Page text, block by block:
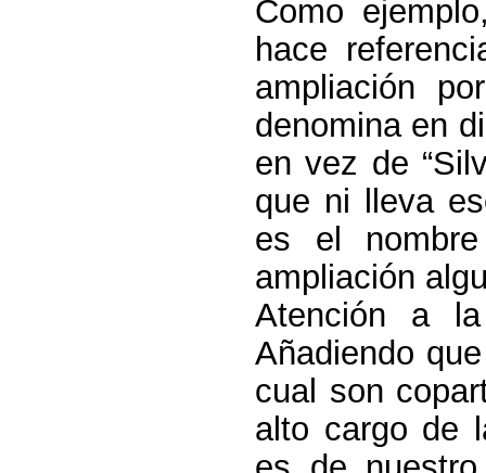
Como
hace
ampliación
denomina en
en vez de
que ni lleva
es el
ampliación
Atención a la
Añadiendo
cual son
alto cargo de